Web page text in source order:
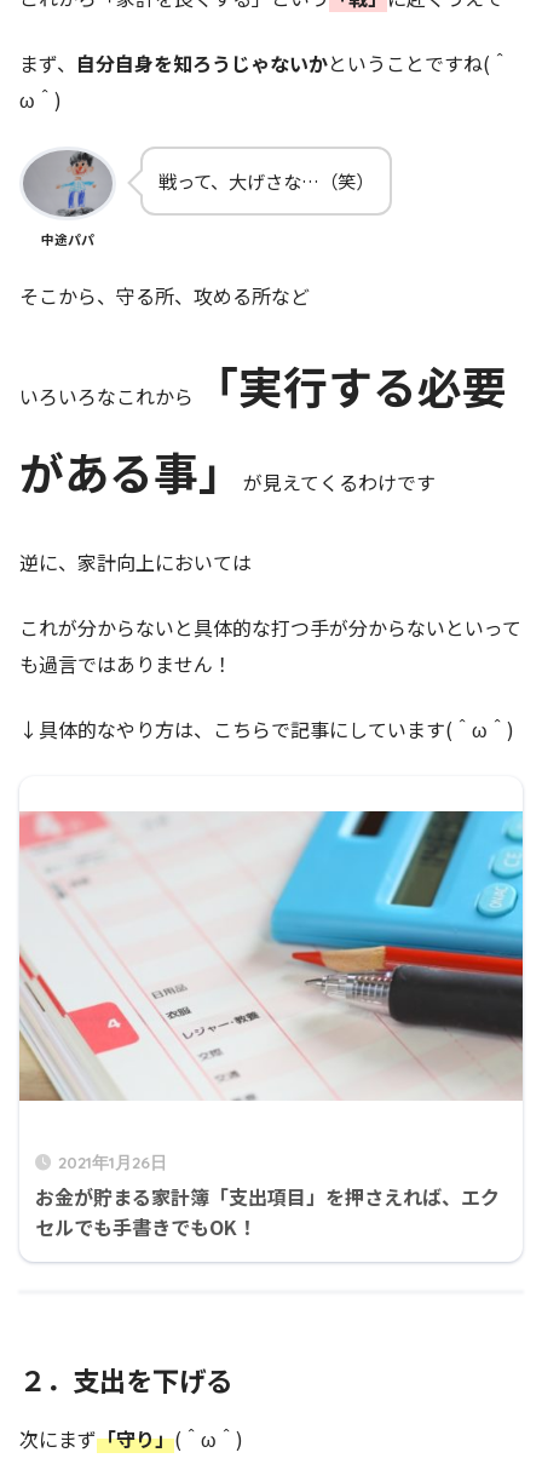
まず、 自分自身を知ろうじゃないかということですね(＾
ω＾)
中途パパ
戦って、大げさな…（笑）
そこから、守る所、攻める所など
いろいろなこれから
「実行する必要
がある事」
が見えてくるわけです
逆に、家計向上においては
これが分からないと具体的な打つ手が分からないといって
も過言ではありません！
↓具体的なやり方は、こちらで記事にしています(＾ω＾)
2021年1月26日
お金が貯まる家計簿「支出項目」を押さえれば、エク
セルでも手書きでもOK！
２．支出を下げる
次にまず「守り」(＾ω＾)